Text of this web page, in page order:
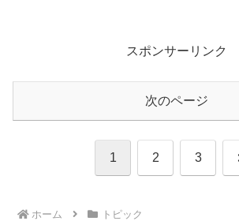
スポンサーリンク
次のページ
1 2 3
ホーム トピック